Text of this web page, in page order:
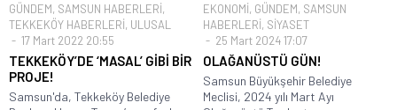
GÜNDEM, SAMSUN HABERLERİ,
TEKKEKÖY HABERLERİ, ULUSAL
17 Mart 2022 20:55
TEKKEKÖY’DE ‘MASAL’ GİBİ BİR
PROJE!
Samsun'da, Tekkeköy Belediye
EKONOMİ, GÜNDEM, SAMSUN
HABERLERİ, SİYASET
25 Mart 2024 17:07
OLAĞANÜSTÜ GÜN!
Samsun Büyükşehir Belediye
Meclisi, 2024 yılı Mart Ayı